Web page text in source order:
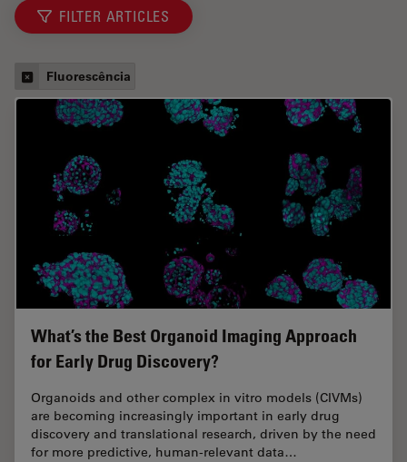
FILTER ARTICLES
Fluorescência
What’s the Best Organoid Imaging Approach
for Early Drug Discovery?
Organoids and other complex in vitro models (CIVMs)
are becoming increasingly important in early drug
discovery and translational research, driven by the need
for more predictive, human-relevant data…